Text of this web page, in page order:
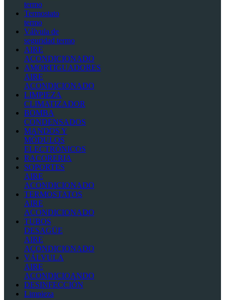
termo
Termostato
termo
Válvula de
seguridad termo
AIRE
ACONDICIONADO
AMORTIGUADORES
AIRE
ACONDICIONADO
LIMPIEZA
CLIMATIZADOR
BOMBA
CONDENSADOS
MANDOS Y
MÓDULOS
ELECTRÓNICOS
RACORERIA
SOPORTES
AIRE
ACONDICIONADO
TERMOSTATOS
AIRE
ACONDICIONADO
TUBOS
DESAGÜE
AIRE
ACONDICIONADO
VÁLVULA
AIRE
ACONDICIOANDO
DESINFECCIÓN
Limpieza